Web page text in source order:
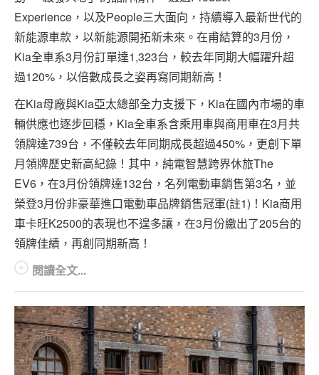
兩輪世界
Experience，以及People三大面向，持續導入最新世代的
新能源車款，以新能源開拓新未來。在甫結算的3月份，
Kia全車系3月份訂單達1,323台，較去年同期大幅躍升超
過120%，以倍數成長之姿再寫同期新高！
在Kia母廠與Kia亞太總部全力支援下，Kia在國內市場的車
輛供應也逐步回穩，Kia全車系含乘用車與商用車在3月共
領牌達739台，不僅較去年同期成長超過450%，更創下單
月領牌歷史新高紀錄！其中，純電智慧跨界休旅The
EV6，在3月份領牌達132台，名列電動車銷售第3名，並
榮登3月份非豪華進口電動車品牌銷售冠軍(註1)！Kia商用
車卡旺K2500的表現也不遑多讓，在3月份繳出了205台的
領牌佳績，再創同期新高！
閱讀全文...